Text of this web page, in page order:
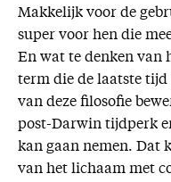
Makkelijk voor de
super voor hen die
En wat te denken van
term die de laatste tijd
van deze filosofie
post-Darwin tijdperk
kan gaan nemen. Dat
van het lichaam met